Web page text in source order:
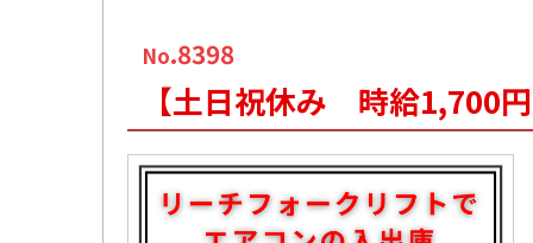
No.8398
【土日祝休み 時給1,700